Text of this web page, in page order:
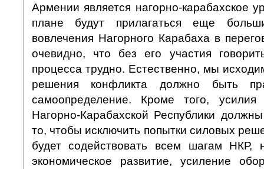
Армении является нагорно-карабахское
плане будут прилагаться еще
вовлечения Нагорного Карабаха в
очевидно, что без его участия
процесса трудно. Естественно, мы
решения конфликта должно быть
самоопределение. Кроме того,
Нагорно-Карабахской Республики
то, чтобы исключить попытки силовых
будет содействовать всем шагам НКР,
экономическое развитие, усиление